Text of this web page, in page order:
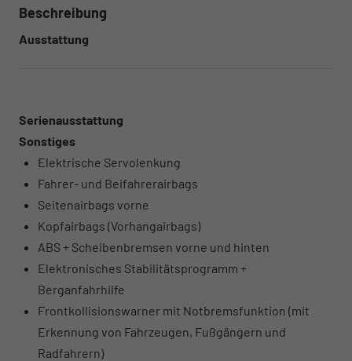
Beschreibung
Ausstattung
Serienausstattung
Sonstiges
Elektrische Servolenkung
Fahrer- und Beifahrerairbags
Seitenairbags vorne
Kopfairbags (Vorhangairbags)
ABS + Scheibenbremsen vorne und hinten
Elektronisches Stabilitätsprogramm +
Berganfahrhilfe
Frontkollisionswarner mit Notbremsfunktion (mit
Erkennung von Fahrzeugen, Fußgängern und
Radfahrern)